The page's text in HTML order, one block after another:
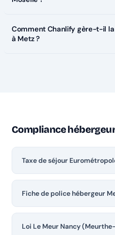
Comment Chanlify gère-t-il
à Metz ?
Compliance
Taxe de séjour
Fiche de police hébergeur
Loi Le Meur Nancy